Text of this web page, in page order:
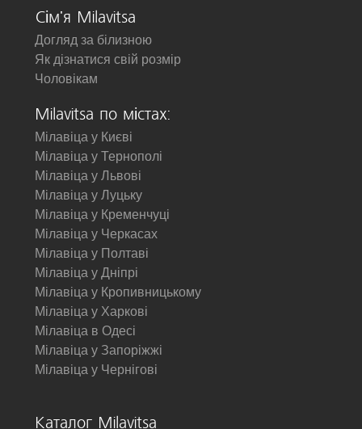
Сім'я Milavitsa
Догляд за білизною
Як дізнатися свій розмір
Чоловікам
Milavitsa по містах:
Мілавіца у Києві
Мілавіца у Тернополі
Мілавіца у Львові
Мілавіца у Луцьку
Мілавіца у Кременчуці
Мілавіца у Черкасах
Мілавіца у Полтаві
Мілавіца у Дніпрі
Мілавіца у Кропивницькому
Мілавіца у Харкові
Мілавіца в Одесі
Мілавіца у Запоріжжі
Мілавіца у Чернігові
Каталог Milavitsa